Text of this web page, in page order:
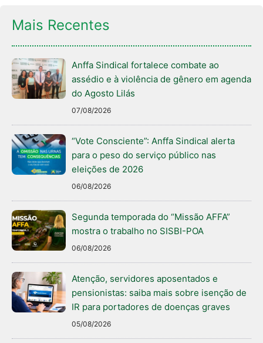
Mais Recentes
Anffa Sindical fortalece combate ao
assédio e à violência de gênero em agenda
do Agosto Lilás
07/08/2026
“Vote Consciente”: Anffa Sindical alerta
para o peso do serviço público nas
eleições de 2026
06/08/2026
Segunda temporada do “Missão AFFA”
mostra o trabalho no SISBI-POA
06/08/2026
Atenção, servidores aposentados e
pensionistas: saiba mais sobre isenção de
IR para portadores de doenças graves
05/08/2026